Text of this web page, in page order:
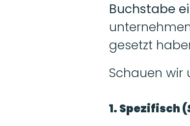
Buchstabe
gesetzt
Schauen wir
1. Spezifisch (